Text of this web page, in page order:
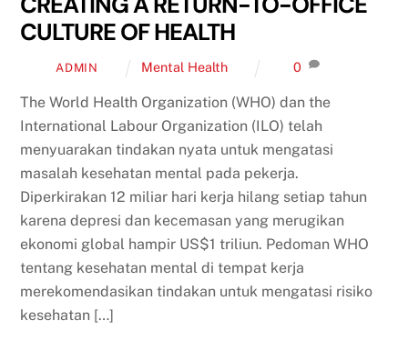
CULTURE OF HEALTH
ADMIN Mental Health 0
The World Health Organization (WHO) dan the
International Labour Organization (ILO) telah
menyuarakan tindakan nyata untuk mengatasi
masalah kesehatan mental pada pekerja.
Diperkirakan 12 miliar hari kerja hilang setiap tahun
karena depresi dan kecemasan yang merugikan
ekonomi global hampir US$1 triliun. Pedoman WHO
tentang kesehatan mental di tempat kerja
merekomendasikan tindakan untuk mengatasi risiko
kesehatan […]